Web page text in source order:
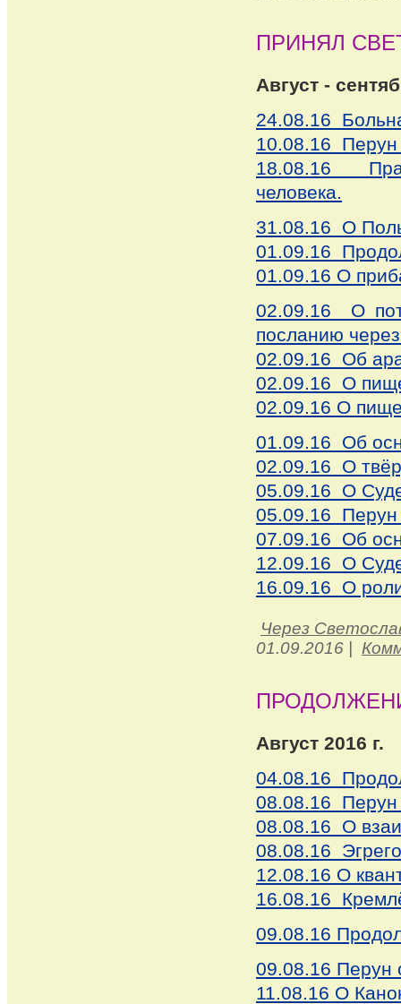
ПРИНЯЛ
Август -
24.08.16
10.08.16 Перун
18.08.16
человека.
31.08.16 О
01.09.16
01.09.16 О
02.09.16 О
посланию
02.09.16 Об
02.09.16 О
02.09.16 О
01.09.16 Об
02.09.16 О
05.09.16 О
05.09.16 Перун
07.09.16 Об
12.09.16 О
16.09.16 О
Через
01.09.2016
Август 2016 г.
04.08.16
08.08.16 Перун
08.08.16 О
08.08.16
12.08.16 О
16.08.16
09.08.16
09.08.16 Перун
11.08.16 О